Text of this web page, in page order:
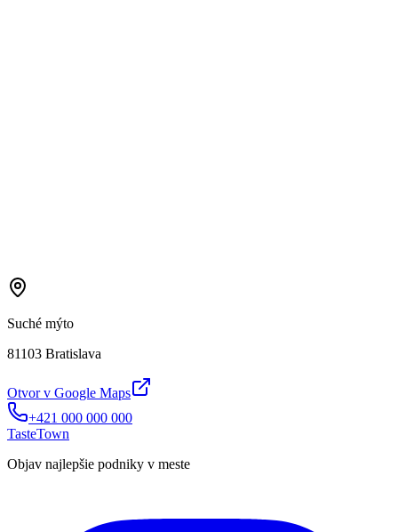
Suché mýto
81103 Bratislava
Otvor v Google Maps
+421 000 000 000
TasteTown
Objav najlepšie podniky v meste